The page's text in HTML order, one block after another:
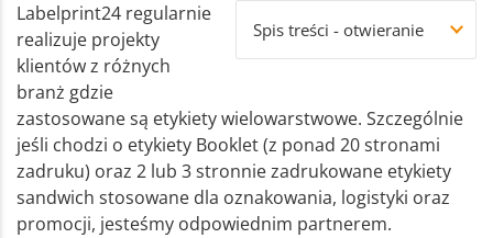
Spis treści - otwieranie
Labelprint24 regularnie
realizuje projekty
klientów z różnych
branż gdzie
zastosowane są etykiety wielowarstwowe. Szczególnie
jeśli chodzi o etykiety Booklet (z ponad 20 stronami
zadruku) oraz 2 lub 3 stronnie zadrukowane etykiety
sandwich stosowane dla oznakowania, logistyki oraz
promocji, jesteśmy odpowiednim partnerem.